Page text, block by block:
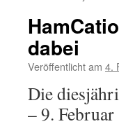
dabei
Veröffentlicht am 4.
Die
– 9. Februar